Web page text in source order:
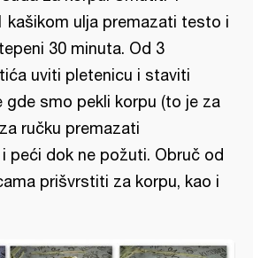
kašikom ulja premazati testo i
30 minuta. Od 3
uviti pletenicu i staviti
gde smo pekli korpu (to je za
ručku premazati
peći dok ne požuti. Obruč od
prišvrstiti za korpu, kao i